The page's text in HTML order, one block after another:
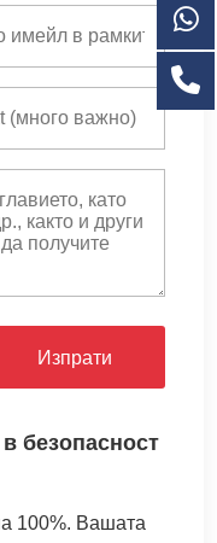
Изпрати
безопасност
100%. Вашата